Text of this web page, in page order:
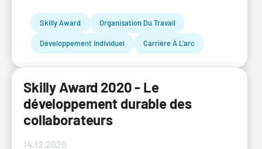
Skilly Award Organisation Du Travail
Développement Individuel Carrière À L'arc
Skilly Award 2020 - Le
développement durable des
collaborateurs
14.12.2020